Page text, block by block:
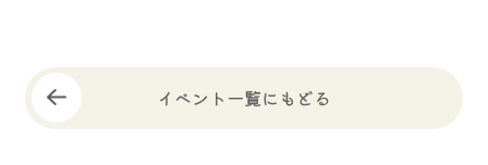
イベント一覧にもどる